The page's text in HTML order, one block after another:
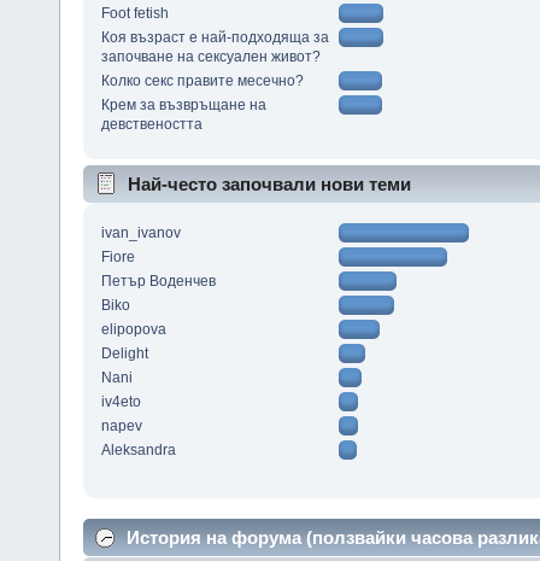
Foot fetish
Коя възраст е най-подходяща за
започване на сексуален живот?
Колко секс правите месечно?
Крем за възвръщане на
девствеността
Най-често започвали нови теми
ivan_ivanov
Fiore
Петър Воденчев
Biko
elipopova
Delight
Nani
iv4eto
napev
Aleksandra
История на форума (ползвайки часова